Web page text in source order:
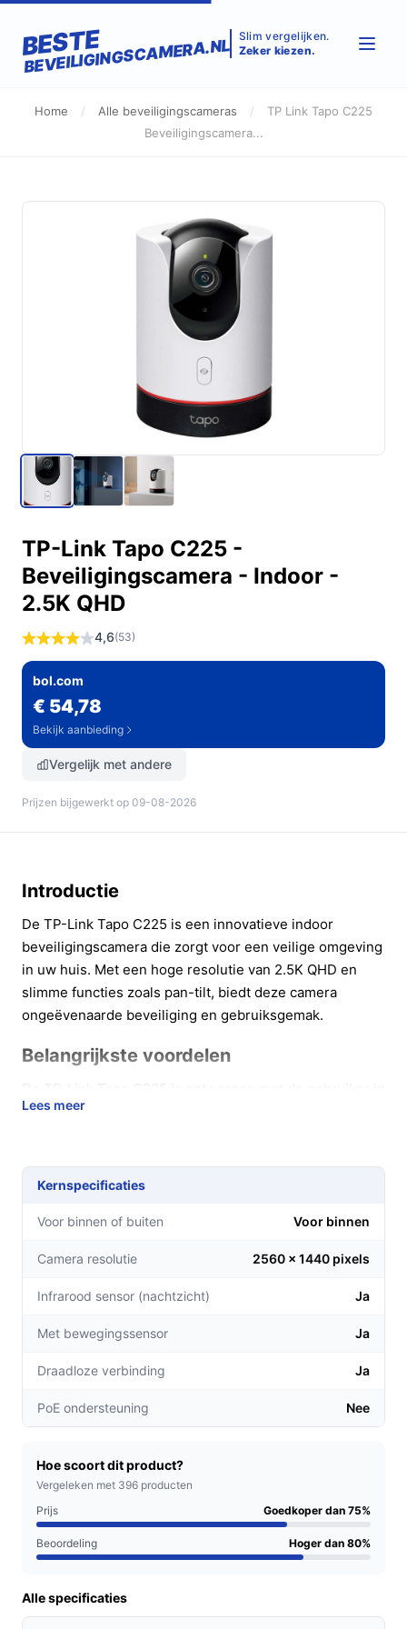
BESTE
BEVEILIGINGSCAMERA.NL Slim vergelijken.
Zeker kiezen.
Home / Alle beveiligingscameras /
TP Link Tapo C225
Beveiligingscamera...
TP-Link Tapo C225 -
Beveiligingscamera - Indoor -
2.5K QHD
4,6(53)
bol.com
€ 54,78
Bekijk aanbieding
Vergelijk met andere
Prijzen bijgewerkt op 09-08-2026
Introductie
De TP-Link Tapo C225 is een innovatieve indoor
beveiligingscamera die zorgt voor een veilige omgeving
in uw huis. Met een hoge resolutie van 2.5K QHD en
slimme functies zoals pan-tilt, biedt deze camera
ongeëvenaarde beveiliging en gebruiksgemak.
Belangrijkste voordelen
gedachten en biedt verschillende voordelen die
Uitstekende beeldkwaliteit: Geniet van
haarscherpe beelden met een resolutie van 2.5K
QHD, ideaal voor het herkennen van gezichten en
Flexibiliteit in camerahoek: Met de pan-tilt functie
om een groter gebied te bestrijken, waardoor u
geen belangrijke momenten mist.
montagematerialen maken het eenvoudig om de
Voor welke doelgroep?
Deze beveiligingscamera is perfect voor huishoudens
die op zoek zijn naar een betrouwbare en
gebruiksvriendelijke oplossing voor hun beveiliging.
Denk aan gezinnen die kinderen hebben,
huisdiereigenaren die hun huis willen bewaken, en
Praktische voordelen t.o.v. alternatieven
Lees meer
Kernspecificaties
Voor binnen of buiten Voor binnen
Camera resolutie 2560 x 1440 pixels
Infrarood sensor (nachtzicht) Ja
Met bewegingssensor Ja
Draadloze verbinding Ja
PoE ondersteuning Nee
Hoe scoort dit product?
Vergeleken met 396 producten
Prijs
Goedkoper dan 75%
Beoordeling Hoger dan 80%
Alle specificaties